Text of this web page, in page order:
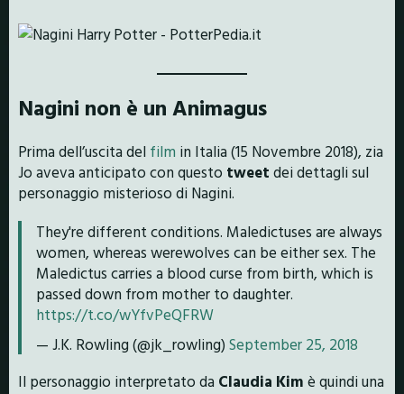
Nagini non è un Animagus
Prima dell’uscita del film in Italia (15 Novembre 2018), zia
Jo aveva anticipato con questo tweet dei dettagli sul
personaggio misterioso di Nagini.
They're different conditions. Maledictuses are always
women, whereas werewolves can be either sex. The
Maledictus carries a blood curse from birth, which is
passed down from mother to daughter.
https://t.co/wYfvPeQFRW
— J.K. Rowling (@jk_rowling) September 25, 2018
Il personaggio interpretato da Claudia Kim è quindi una